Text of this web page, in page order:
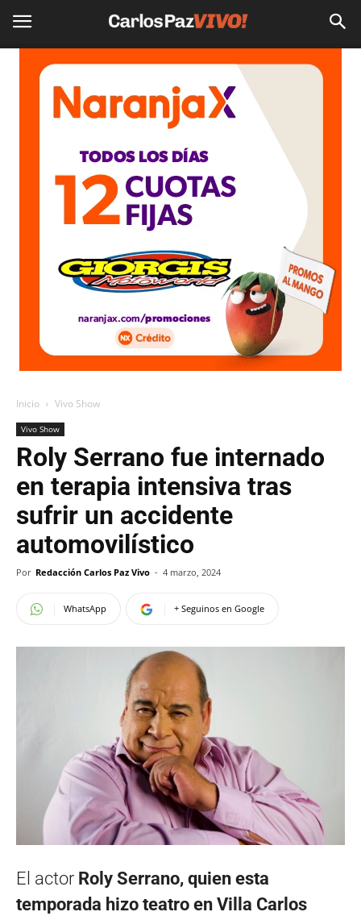
Inicio Vivo Show
Vivo Show
Roly Serrano fue internado
en terapia intensiva tras
sufrir un accidente
automovilístico
Por Redacción Carlos Paz Vivo - 4 marzo, 2024
WhatsApp + Seguinos en Google
El actor Roly Serrano, quien esta
temporada hizo teatro en Villa Carlos